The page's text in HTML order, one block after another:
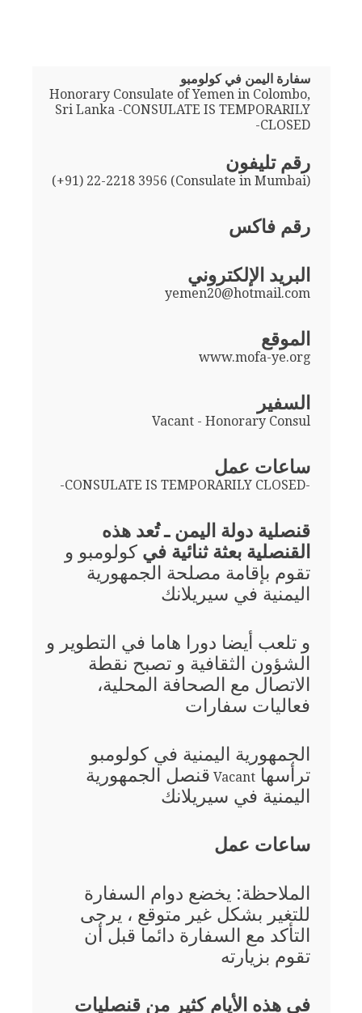
سفارة اليمن في كولومبو
Honorary Consulate of Yemen in Colombo,
Sri Lanka -CONSULATE IS TEMPORARILY
CLOSED-
رقم تليفون
(+91) 22-2218 3956 (Consulate in Mumbai)
رقم فاكس
البريد الإلكتروني
yemen20@hotmail.com
الموقع
www.mofa-ye.org
السفير
Vacant - Honorary Consul
ساعات عمل
-CONSULATE IS TEMPORARILY CLOSED-
قنصلية دولة اليمن ـ تُعد هذه
القنصلية بعثة ثنائية في كولومبو و
تقوم بإقامة مصلحة الجمهورية
اليمنية في سيريلانك
و تلعب أيضا دورا هاما في التطوير و
الشؤون الثقافية و تصبح نقطة
الاتصال مع الصحافة المحلية،
فعاليات سفارات
الجمهورية اليمنية في كولومبو
ترأسها Vacant قنصل الجمهورية
اليمنية في سيريلانك
ساعات عمل
الملاحظة: يخضع دوام السفارة
للتغير بشكل غير متوقع ، يرجى
التأكد مع السفارة دائما قبل أن
تقوم بزيارته
في هذه الأيام كثير من قنصليات